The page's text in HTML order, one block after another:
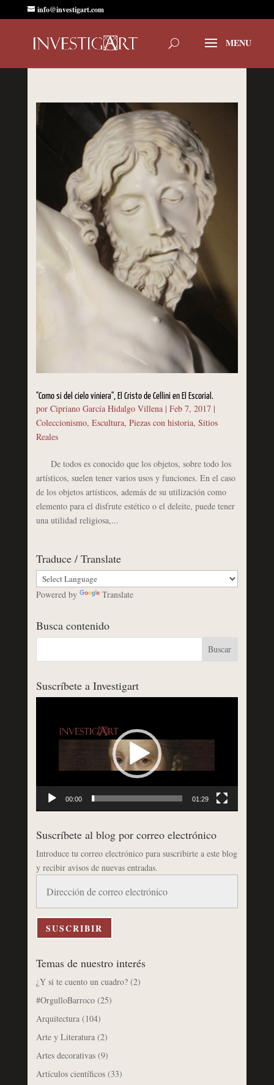
info@investigart.com
"Como si del cielo viniera", El Cristo de Cellini en El Escorial.
por Cipriano García Hidalgo Villena| Feb 7, 2017|
Coleccionismo, Escultura, Piezas con historia, Sitios
Reales
De todos es conocido que los objetos, sobre todo los
artísticos, suelen tener varios usos y funciones. En el caso
de los objetos artísticos, además de su utilización como
elemento para el disfrute estético o el deleite, puede tener
una utilidad religiosa,...
Traduce / Translate
Powered by Translate
Busca contenido
Suscríbete a Investigart
00:00 01:29
Suscríbete al blog por correo electrónico
Introduce tu correo electrónico para suscribirte a este blog
y recibir avisos de nuevas entradas.
correo
electrónico
SUSCRIBIR
Temas de nuestro interés
¿Y si te cuento un cuadro?(2)
#OrgulloBarroco(25)
Arquitectura(104)
Arte y Literatura(2)
Artes decorativas(9)
Artículos científicos(33)